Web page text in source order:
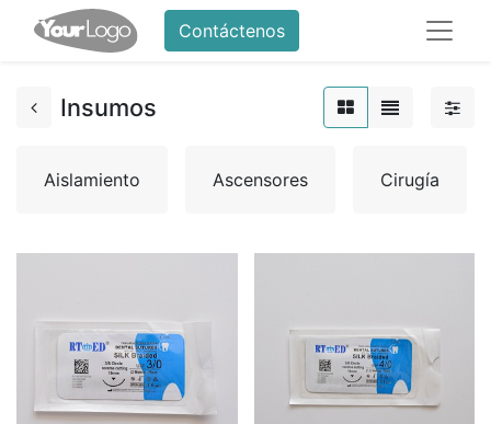
Contáctenos
Insumos
Aislamiento Ascensores Cirugía